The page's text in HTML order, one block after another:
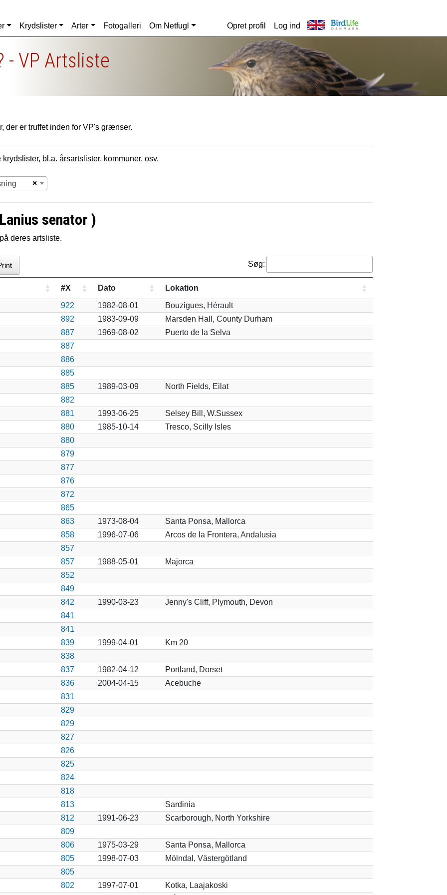
Krydslister Arter Fotogalleri Om Netfugl Opret profil Log ind
- VP Artsliste
der er truffet inden for VP's grænser.
bl.a. årsartslister, kommuner, osv.
×
senator )
deres artsliste.
Søg:
#X Dato Lokation
922 1982-08-01
Bouzigues, Hérault
892
1983-09-09
Marsden Hall, County Durham
887
1969-08-02
Puerto de la Selva
887
886
885
885
1989-03-09
North Fields, Eilat
882
881
1993-06-25
Selsey Bill, W.Sussex
880
1985-10-14
Tresco, Scilly Isles
880
879
877
876
872
865
863
1973-08-04
Santa Ponsa, Mallorca
858
1996-07-06
Arcos de la Frontera, Andalusia
857
857
1988-05-01
Majorca
852
849
842
1990-03-23
Jenny's Cliff, Plymouth, Devon
841
841
839
1999-04-01
Km 20
838
837
1982-04-12
Portland, Dorset
836
2004-04-15
Acebuche
831
829
829
827
826
825
824
818
813
Sardinia
812
1991-06-23
Scarborough, North Yorkshire
809
806
1975-03-29
Santa Ponsa, Mallorca
805
1998-07-03
Mölndal, Västergötland
805
802
1997-07-01
Kotka, Laajakoski